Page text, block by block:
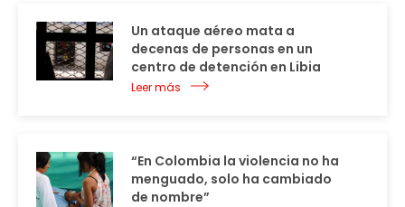
Un ataque aéreo mata a
decenas de personas en un
centro de detención en Libia
Leer más
“En Colombia la violencia no ha
menguado, solo ha cambiado
de nombre”